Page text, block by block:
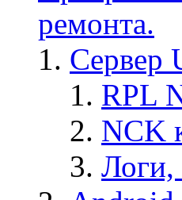
ремонта.
Сервер
RPL
NCK
Логи,